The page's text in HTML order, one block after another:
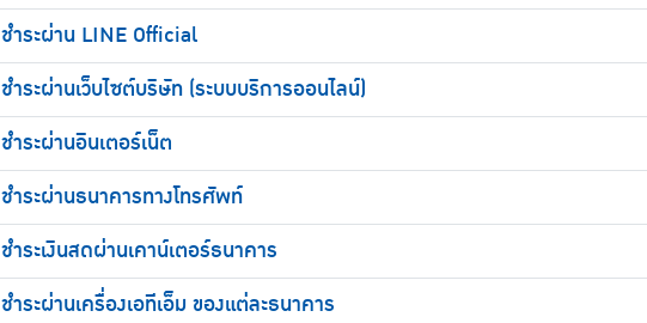
ชำระผ่าน LINE Official
ชำระผ่านเว็บไซต์บริษัท (ระบบบริการออนไลน์)
ชำระผ่านอินเตอร์เน็ต
ชำระผ่านธนาคารทางโทรศัพท์
ชำระเงินสดผ่านเคาน์เตอร์ธนาคาร
ชำระผ่านเครื่องเอทีเอ็ม ของแต่ละธนาคาร